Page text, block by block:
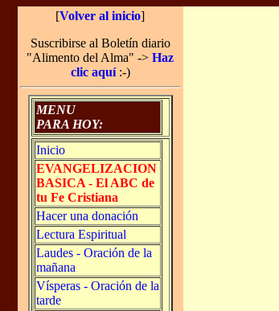
[Volver al inicio]
Suscribirse al Boletín diario
"Alimento del Alma" -> Haz
clic aquí:-)
MENU
PARA HOY:
Inicio
EVANGELIZACION
BASICA - El ABC de
tu Fe Cristiana
Hacer una donación
Lectura Espiritual
Laudes - Oración de la
mañana
Vísperas - Oración de la
tarde